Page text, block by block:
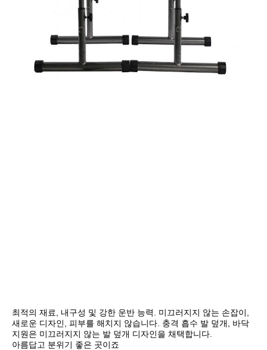
최적의 재료, 내구성 및 강한 운반 능력. 미끄러지지 않는 손잡이,
새로운 디자인, 피부를 해치지 않습니다. 충격 흡수 발 덮개, 바닥
지원은 미끄러지지 않는 발 덮개 디자인을 채택합니다.
아름답고 분위기 좋은 곳이죠